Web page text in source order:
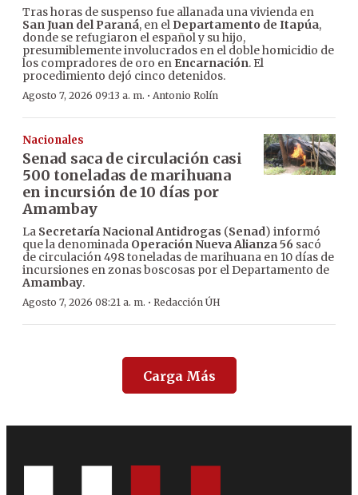
Tras horas de suspenso fue allanada una vivienda en
San Juan del Paraná, en el Departamento de Itapúa,
donde se refugiaron el español y su hijo,
presumiblemente involucrados en el doble homicidio de
los compradores de oro en Encarnación. El
procedimiento dejó cinco detenidos.
Agosto 7, 2026 09:13 a. m. · Antonio Rolín
Nacionales
Senad saca de circulación casi
500 toneladas de marihuana
en incursión de 10 días por
Amambay
La Secretaría Nacional Antidrogas (Senad) informó
que la denominada Operación Nueva Alianza 56 sacó
de circulación 498 toneladas de marihuana en 10 días de
incursiones en zonas boscosas por el Departamento de
Amambay.
Agosto 7, 2026 08:21 a. m. · Redacción ÚH
Carga Más